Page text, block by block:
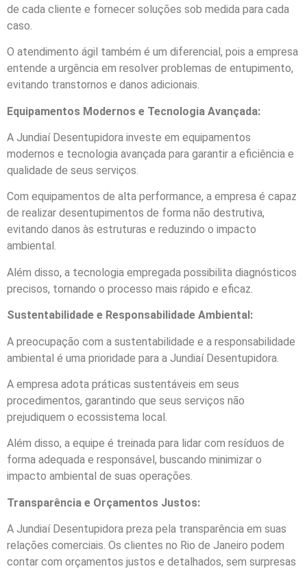
de cada cliente e fornecer soluções sob medida para cada
caso.
O atendimento ágil também é um diferencial, pois a empresa
entende a urgência em resolver problemas de entupimento,
evitando transtornos e danos adicionais.
Equipamentos Modernos e Tecnologia Avançada:
A Jundiaí Desentupidora investe em equipamentos
modernos e tecnologia avançada para garantir a eficiência e
qualidade de seus serviços.
Com equipamentos de alta performance, a empresa é capaz
de realizar desentupimentos de forma não destrutiva,
evitando danos às estruturas e reduzindo o impacto
ambiental.
Além disso, a tecnologia empregada possibilita diagnósticos
precisos, tornando o processo mais rápido e eficaz.
Sustentabilidade e Responsabilidade Ambiental:
A preocupação com a sustentabilidade e a responsabilidade
ambiental é uma prioridade para a Jundiaí Desentupidora.
A empresa adota práticas sustentáveis em seus
procedimentos, garantindo que seus serviços não
prejudiquem o ecossistema local.
Além disso, a equipe é treinada para lidar com resíduos de
forma adequada e responsável, buscando minimizar o
impacto ambiental de suas operações.
Transparência e Orçamentos Justos:
A Jundiaí Desentupidora preza pela transparência em suas
relações comerciais. Os clientes no Rio de Janeiro podem
contar com orçamentos justos e detalhados, sem surpresas